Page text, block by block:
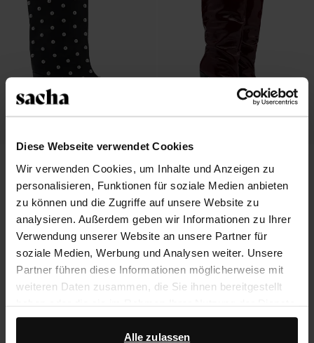
Diese Webseite verwendet Cookies
Wir verwenden Cookies, um Inhalte und Anzeigen zu
personalisieren, Funktionen für soziale Medien anbieten
zu können und die Zugriffe auf unsere Website zu
analysieren. Außerdem geben wir Informationen zu Ihrer
Verwendung unserer Website an unsere Partner für
soziale Medien, Werbung und Analysen weiter. Unsere
Partner führen diese Informationen möglicherweise mit
weiteren Daten zusammen, die Sie ihnen bereitgestellt
haben oder die sie im Rahmen Ihrer Nutzung der Dienste
gesammelt haben.
Alle zulassen
silberfarbenen Nieten
135.00
67.50 207.00
82.80
Über Sacha
Versand und Lieferung